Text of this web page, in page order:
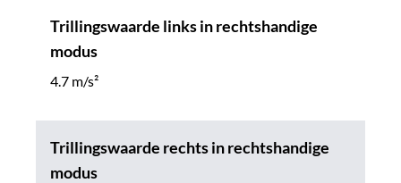
Trillingswaarde links in rechtshandige
modus
4.7 m/s²
Trillingswaarde rechts in rechtshandige
modus